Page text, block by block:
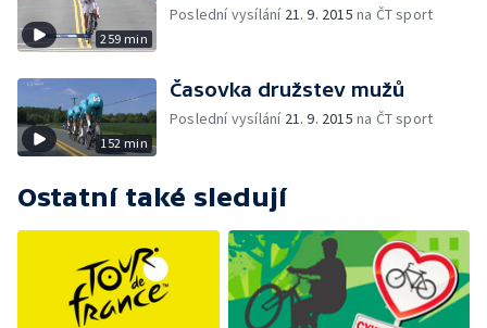
259 min
Poslední vysílání 21. 9. 2015 na ČT sport
152 min
Časovka družstev mužů
Poslední vysílání 21. 9. 2015 na ČT sport
Ostatní také sledují